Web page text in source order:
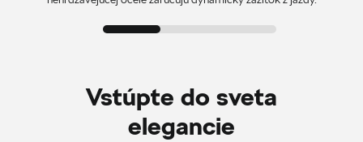
Vstúpte do sveta
elegancie